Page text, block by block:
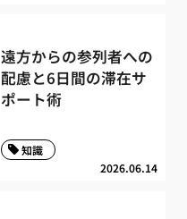
遠方からの参列者への
配慮と6日間の滞在サ
ポート術
2026.06.14
知識